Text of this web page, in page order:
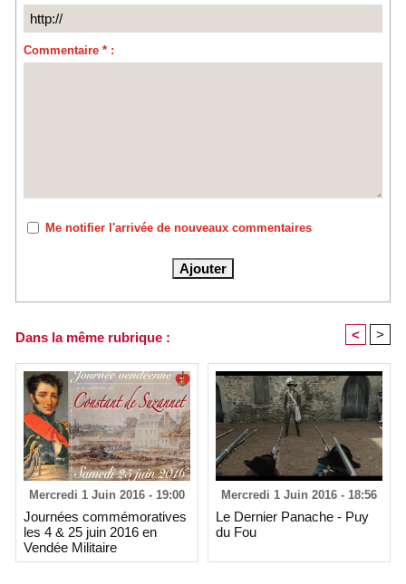
Commentaire * :
Me notifier l'arrivée de nouveaux commentaires
Dans la même rubrique : < >
Mercredi 1 Juin 2016 - 19:00
Journées commémoratives
les 4 & 25 juin 2016 en
Vendée Militaire
Mercredi 1 Juin 2016 - 18:56
Le Dernier Panache - Puy
du Fou